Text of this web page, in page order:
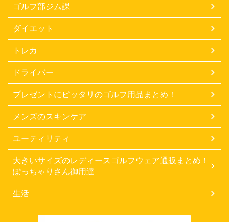
ゴルフ部ジム課
ダイエット
トレカ
ドライバー
プレゼントにピッタリのゴルフ用品まとめ！
メンズのスキンケア
ユーティリティ
大きいサイズのレディースゴルフウェア通販まとめ！
ぽっちゃりさん御用達
生活